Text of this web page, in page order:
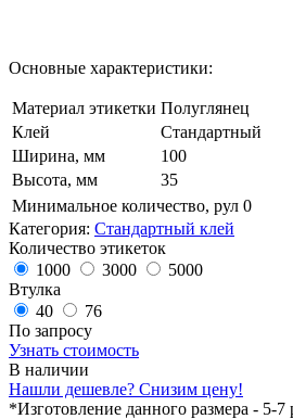
Основные характеристики:
Материал этикетки Полуглянец
Клей
Стандартный
Ширина, мм
100
Высота, мм
35
Минимальное количество, рул 0
Категория: Стандартный клей
Количество этикеток
1000
3000
5000
Втулка
40
76
По запросу
Узнать стоимость
В наличии
Нашли дешевле? Снизим цену!
*Изготовление данного размера - 5-7